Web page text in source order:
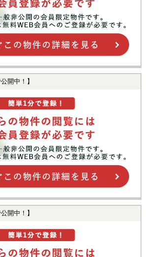
開中！】
開中！】